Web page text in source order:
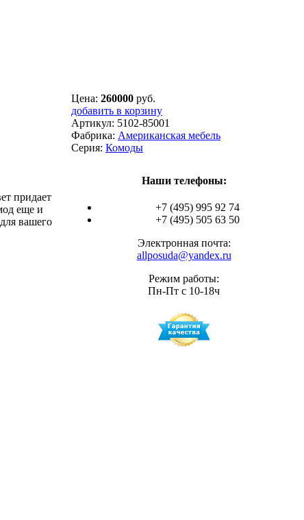
придает
еще и
вашего
Цена: 260000 руб.
добавить в корзину
Артикул: 5102-85001
Фабрика: Американская мебель
Серия: Комоды
Наши телефоны:
+7 (495) 995 92 74
+7 (495) 505 63 50
Электронная почта:
allposuda@yandex.ru
Режим работы:
Пн-Пт с 10-18ч